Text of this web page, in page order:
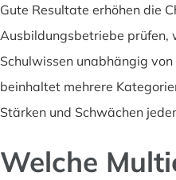
Gute Resultate erhöhen die
Ausbildungsbetriebe prüfen,
Schulwissen unabhängig
beinhaltet mehrere
Stärken und Schwächen
Welche